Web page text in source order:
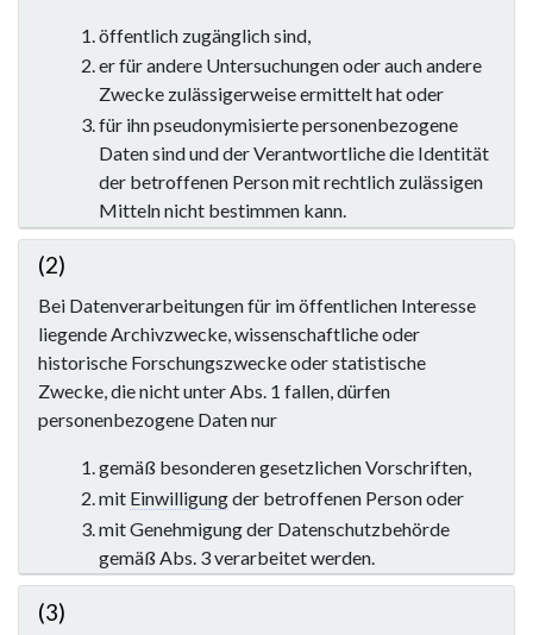
öffentlich zugänglich sind,
er für andere Untersuchungen oder auch andere
Zwecke zulässigerweise ermittelt hat oder
für ihn pseudonymisierte personenbezogene
Daten sind und der Verantwortliche die Identität
der betroffenen Person mit rechtlich zulässigen
Mitteln nicht bestimmen kann.
(2)
Bei Datenverarbeitungen für im öffentlichen Interesse
liegende Archivzwecke, wissenschaftliche oder
historische Forschungszwecke oder statistische
Zwecke, die nicht unter Abs. 1 fallen, dürfen
personenbezogene Daten nur
gemäß besonderen gesetzlichen Vorschriften,
mit Einwilligungder betroffenen Person oder
mit Genehmigung der Datenschutzbehörde
gemäß Abs. 3 verarbeitet werden.
(3)